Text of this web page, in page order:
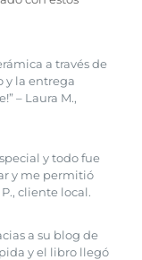
a través de
y la entrega
– Laura M.,
y todo fue
y me permitió
cliente local.
a su blog de
y el libro llegó